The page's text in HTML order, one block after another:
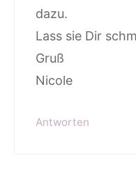
dazu.
Lass sie Dir
Gruß
Nicole
Antworten